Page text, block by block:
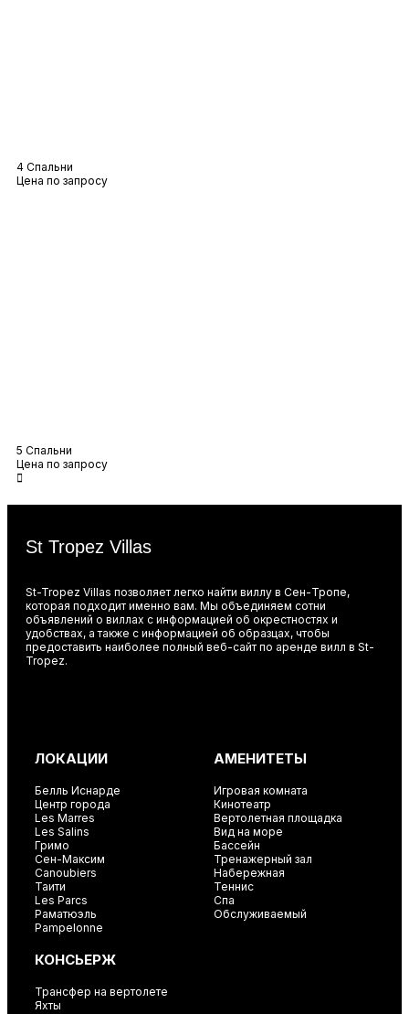
4 Спальни
Цена по запросу
5 Спальни
Цена по запросу
St Tropez Villas
St-Tropez Villas позволяет легко найти виллу в Сен-Тропе,
которая подходит именно вам. Мы объединяем сотни
объявлений о виллах с информацией об окрестностях и
удобствах, а также с информацией об образцах, чтобы
предоставить наиболее полный веб-сайт по аренде вилл в St-
Tropez.
ЛОКАЦИИ
Белль Иснарде
Центр города
Les Marres
Les Salins
Гримо
Сен-Максим
Canoubiers
Таити
Les Parcs
Раматюэль
Pampelonne
АМЕНИТЕТЫ
Игровая комната
Кинотеатр
Вертолетная площадка
Вид на море
Бассейн
Тренажерный зал
Набережная
Теннис
Спа
Обслуживаемый
КОНСЬЕРЖ
Трансфер на вертолете
Яхты